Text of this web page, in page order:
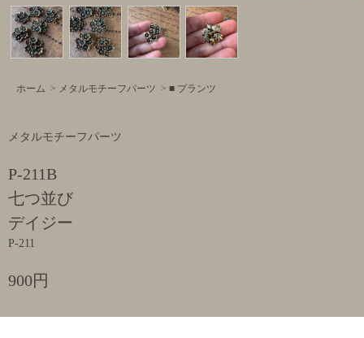
ホーム > メタルモチーフパーツ > ■ プランツ
メタルモチーフパーツ
P-211B
七つ並び
デイジー
P-211
900円